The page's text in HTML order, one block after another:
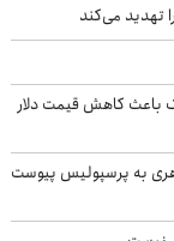
تهدید می‌کند
اخبار دیپلماتیک باعث کاهش قیمت دلار
به پرسپولیس پیوست